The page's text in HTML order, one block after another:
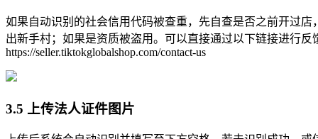
如果自动识别的社会信用代码被查重，先自查是否之前开过店
出新手村；如果是资质被盗用。可以直接通过以下链接进行反
https://seller.tiktokglobalshop.com/contact-us
3.5 上传法人证件图片